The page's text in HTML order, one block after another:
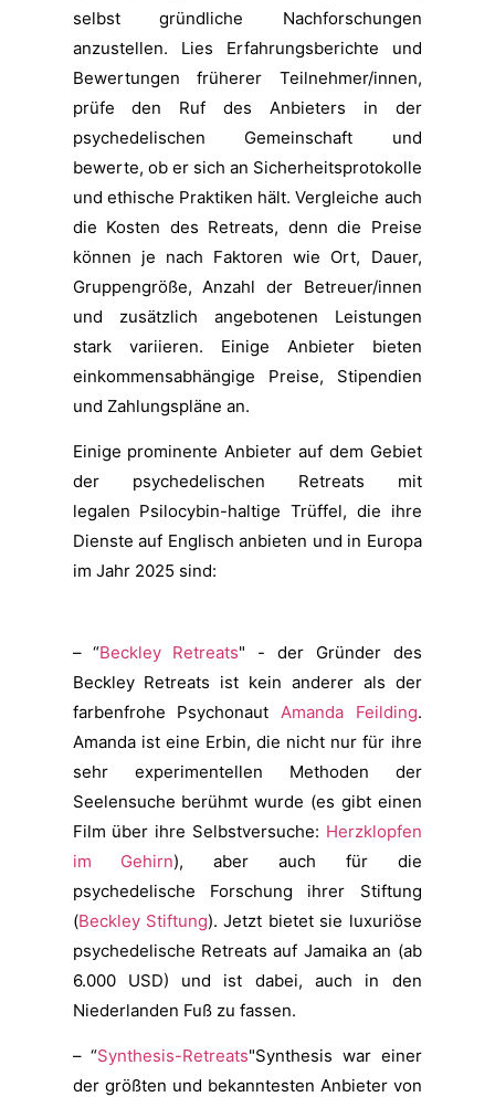
selbst gründliche Nachforschungen
anzustellen. Lies Erfahrungsberichte und
Bewertungen früherer Teilnehmer/innen,
prüfe den Ruf des Anbieters in der
psychedelischen Gemeinschaft und
bewerte, ob er sich an Sicherheitsprotokolle
und ethische Praktiken hält. Vergleiche auch
die Kosten des Retreats, denn die Preise
können je nach Faktoren wie Ort, Dauer,
Gruppengröße, Anzahl der Betreuer/innen
und zusätzlich angebotenen Leistungen
stark variieren. Einige Anbieter bieten
einkommensabhängige Preise, Stipendien
und Zahlungspläne an.
Einige prominente Anbieter auf dem Gebiet
der psychedelischen Retreats mit
legalen Psilocybin-haltige Trüffel, die ihre
Dienste auf Englisch anbieten und in Europa
im Jahr 2025 sind:
– “Beckley Retreats" - der Gründer des
Beckley Retreats ist kein anderer als der
farbenfrohe Psychonaut Amanda Feilding.
Amanda ist eine Erbin, die nicht nur für ihre
sehr experimentellen Methoden der
Seelensuche berühmt wurde (es gibt einen
Film über ihre Selbstversuche: Herzklopfen
im Gehirn), aber auch für die
psychedelische Forschung ihrer Stiftung
(Beckley Stiftung). Jetzt bietet sie luxuriöse
psychedelische Retreats auf Jamaika an (ab
6.000 USD) und ist dabei, auch in den
Niederlanden Fuß zu fassen.
– “Synthesis-Retreats"Synthesis war einer
der größten und bekanntesten Anbieter von